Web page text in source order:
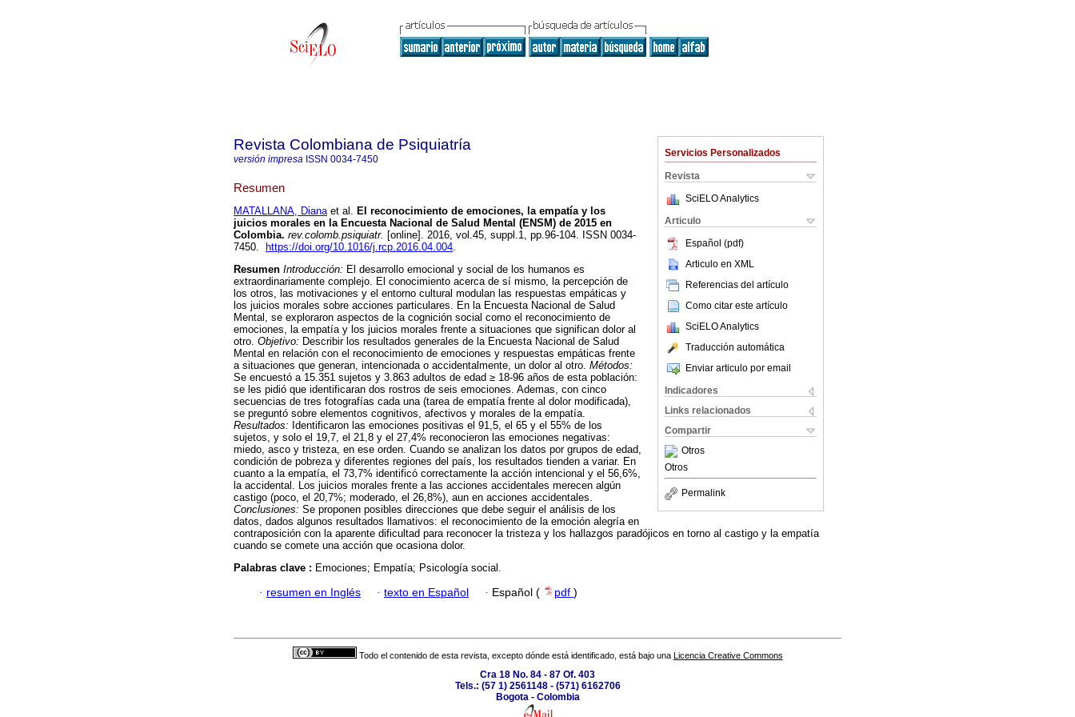
Servicios Personalizados
Revista
SciELO Analytics
Articulo
Español (pdf)
Articulo en XML
Referencias del artículo
Como citar este artículo
SciELO Analytics
Traducción automática
Enviar articulo por email
Indicadores
Links relacionados
Compartir
Otros
Otros
Permalink
Revista Colombiana de Psiquiatría
versión impresa ISSN 0034-7450
Resumen
MATALLANA, Dianaet al. El reconocimiento de emociones, la empatía y los
juicios morales en la Encuesta Nacional de Salud Mental (ENSM) de 2015 en
Colombia. rev.colomb.psiquiatr. [online]. 2016, vol.45, suppl.1, pp.96-104. ISSN 0034-
7450.
https://doi.org/10.1016/j.rcp.2016.04.004.
Resumen Introducción: El desarrollo emocional y social de los humanos es
extraordinariamente complejo. El conocimiento acerca de sí mismo, la percepción de
los otros, las motivaciones y el entorno cultural modulan las respuestas empáticas y
los juicios morales sobre acciones particulares. En la Encuesta Nacional de Salud
Mental, se exploraron aspectos de la cognición social como el reconocimiento de
emociones, la empatía y los juicios morales frente a situaciones que significan dolor al
otro. Objetivo: Describir los resultados generales de la Encuesta Nacional de Salud
Mental en relación con el reconocimiento de emociones y respuestas empáticas frente
a situaciones que generan, intencionada o accidentalmente, un dolor al otro. Métodos:
Se encuestó a 15.351 sujetos y 3.863 adultos de edad ≥ 18-96 años de esta población:
se les pidió que identificaran dos rostros de seis emociones. Ademas, con cinco
secuencias de tres fotografías cada una (tarea de empatía frente al dolor modificada),
se preguntó sobre elementos cognitivos, afectivos y morales de la empatía.
Resultados: Identificaron las emociones positivas el 91,5, el 65 y el 55% de los
sujetos, y solo el 19,7, el 21,8 y el 27,4% reconocieron las emociones negativas:
miedo, asco y tristeza, en ese orden. Cuando se analizan los datos por grupos de edad,
condición de pobreza y diferentes regiones del país, los resultados tienden a variar. En
cuanto a la empatía, el 73,7% identificó correctamente la acción intencional y el 56,6%,
la accidental. Los juicios morales frente a las acciones accidentales merecen algún
castigo (poco, el 20,7%; moderado, el 26,8%), aun en acciones accidentales.
Conclusiones: Se proponen posibles direcciones que debe seguir el análisis de los
datos, dados algunos resultados llamativos: el reconocimiento de la emoción alegría en
contraposición con la aparente dificultad para reconocer la tristeza y los hallazgos paradójicos en torno al castigo y la empatía
cuando se comete una acción que ocasiona dolor.
Palabras clave : Emociones; Empatía; Psicología social.
· resumen en Inglés · texto en Español · Español ( pdf )
Todo el contenido de esta revista, excepto dónde está identificado, está bajo una Licencia Creative Commons
Cra 18 No. 84 - 87 Of. 403
Tels.: (57 1) 2561148 - (571) 6162706
Bogota - Colombia